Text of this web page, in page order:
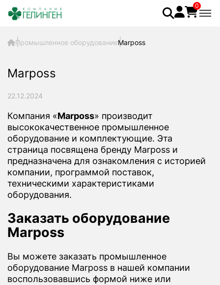
0
Промышленное оборудованиеMarposs
Marposs
22.12.2024
Компания «Marposs» производит
высококачественное промышленное
оборудование и комплектующие. Эта
страница посвящена бренду Marposs и
предназначена для ознакомления с историей
компании, программой поставок,
техническими характеристиками
оборудования.
Заказать оборудование
Marposs
Вы можете заказать промышленное
оборудование Marposs в нашей компании
воспользовавшись формой ниже или